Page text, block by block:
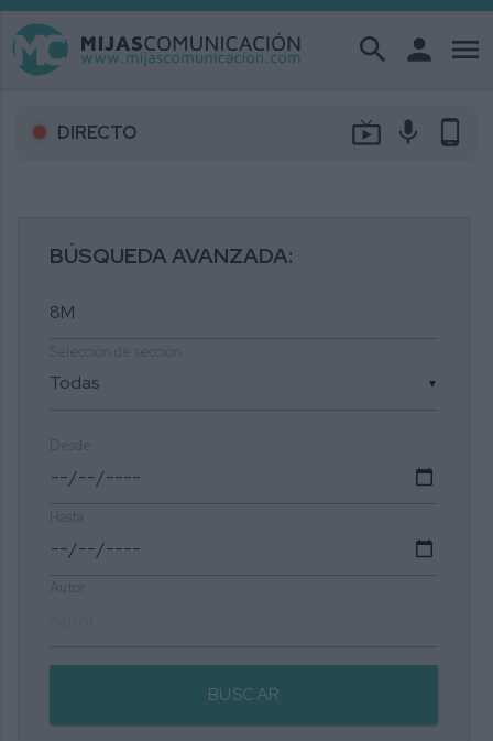
search person menu
DIRECTO live_tv mic phone_android
BÚSQUEDA AVANZADA:
▼
BUSCAR